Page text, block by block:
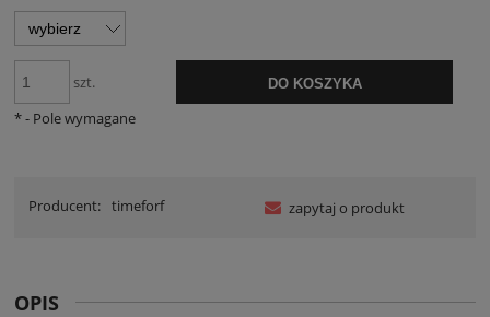
szt. DO KOSZYKA
*- Pole wymagane
Producent: timeforf zapytaj o produkt
OPIS